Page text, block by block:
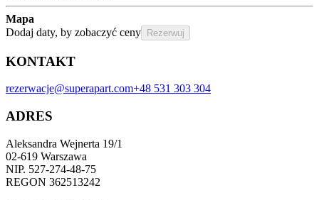
Mapa
Dodaj daty, by zobaczyć ceny
Rezerwuj
KONTAKT
rezerwacje@superapart.com+48 531 303 304
ADRES
Aleksandra Wejnerta 19/1
02-619 Warszawa
NIP. 527-274-48-75
REGON 362513242